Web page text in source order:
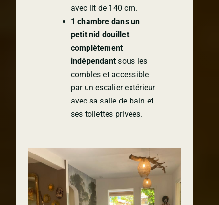
avec lit de 140 cm.
1 chambre dans un
petit nid douillet
complètement
indépendantsous les
combles et accessible
par un escalier extérieur
avec sa salle de bain et
ses toilettes privées.